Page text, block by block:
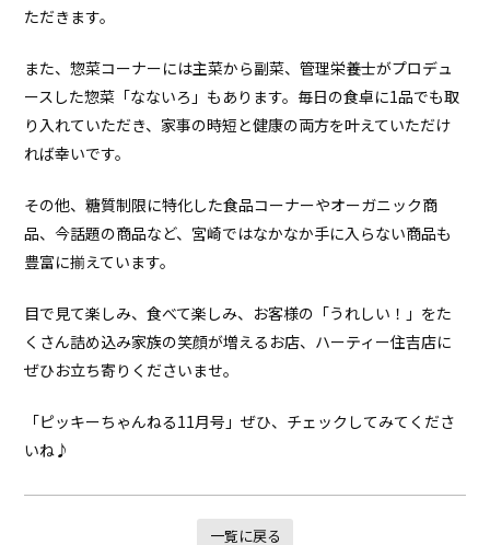
ただきます。
また、惣菜コーナーには主菜から副菜、管理栄養士がプロデュ
ースした惣菜「なないろ」もあります。毎日の食卓に1品でも取
り入れていただき、家事の時短と健康の両方を叶えていただけ
れば幸いです。
その他、糖質制限に特化した食品コーナーやオーガニック商
品、今話題の商品など、宮崎ではなかなか手に入らない商品も
豊富に揃えています。
目で見て楽しみ、食べて楽しみ、お客様の「うれしい！」をた
くさん詰め込み家族の笑顔が増えるお店、ハーティー住吉店に
ぜひお立ち寄りくださいませ。
「ピッキーちゃんねる11月号」ぜひ、チェックしてみてくださ
いね♪
一覧に戻る